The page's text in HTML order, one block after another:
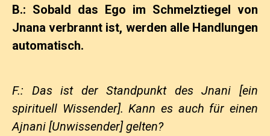
B.: Sobald das Ego im Schmelztiegel von
Jnana verbrannt ist, werden alle Handlungen
automatisch.
F.: Das ist der Standpunkt des Jnani [ein
spirituell Wissender]. Kann es auch für einen
Ajnani [Unwissender] gelten?